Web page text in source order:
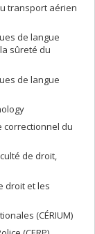
transport aérien
de langue
sûreté du
de langue
correctionnel du
de droit,
droit et les
(CÉRIUM)